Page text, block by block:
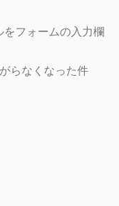
をフォームの入力欄
らなくなった件